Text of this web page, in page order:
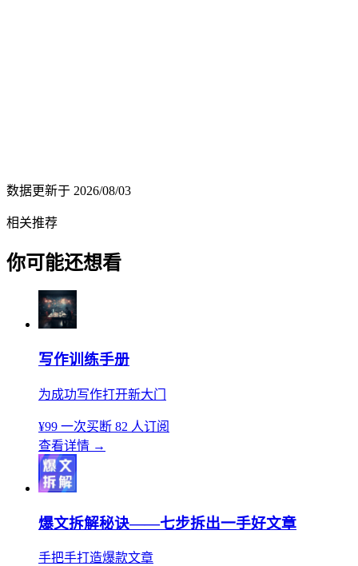
数据更新于 2026/08/03
相关推荐
你可能还想看
写作训练手册
为成功写作打开新大门
¥99 一次买断 82 人订阅
查看详情 →
爆文拆解秘诀——七步拆出一手好文章
手把手打造爆款文章